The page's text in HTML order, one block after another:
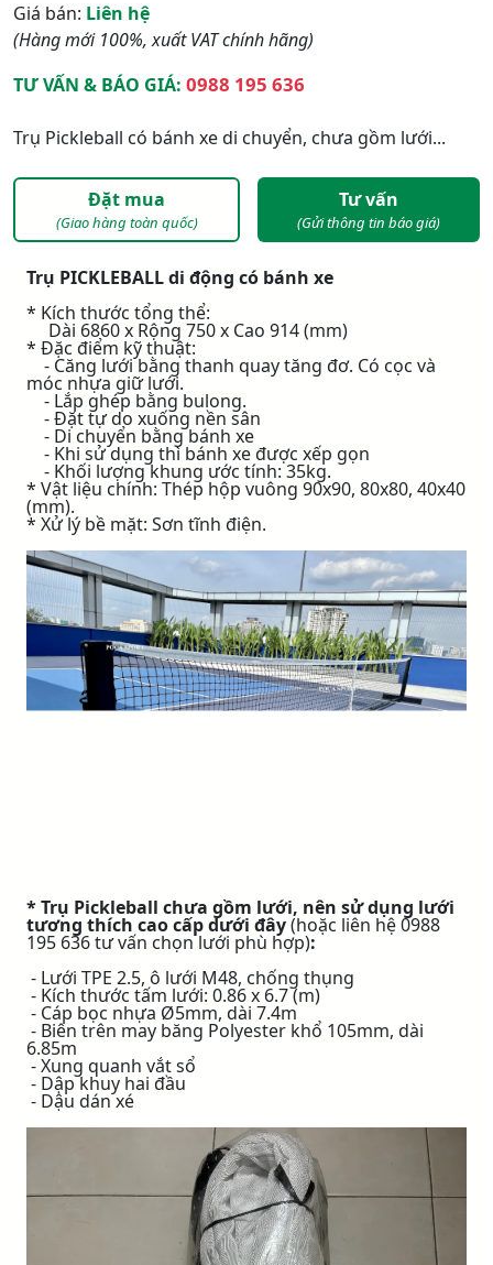
Giá bán: Liên hệ
(Hàng mới 100%, xuất VAT chính hãng)
TƯ VẤN & BÁO GIÁ: 0988 195 636
Trụ Pickleball có bánh xe di chuyển, chưa gồm lưới...
Đặt mua
(Giao hàng toàn quốc)
Tư vấn
(Gửi thông tin báo giá)
Trụ PICKLEBALL di động có bánh xe
* Kích thước tổng thể:
Dài 6860 x Rộng 750 x Cao 914 (mm)
* Đặc điểm kỹ thuật:
- Căng lưới bằng thanh quay tăng đơ. Có cọc và
móc nhựa giữ lưới.
- Lắp ghép bằng bulong.
- Đặt tự do xuống nền sân
- Di chuyển bằng bánh xe
- Khi sử dụng thì bánh xe được xếp gọn
- Khối lượng khung ước tính: 35kg.
* Vật liệu chính: Thép hộp vuông 90x90, 80x80, 40x40
(mm).
* Xử lý bề mặt: Sơn tĩnh điện.
* Trụ Pickleball chưa gồm lưới, nên sử dụng lưới
tương thích cao cấp dưới đây(hoặc liên hệ 0988
195 636 tư vấn chọn lưới phù hợp):
- Lưới TPE 2.5, ô lưới M48, chống thụng
- Kích thước tấm lưới: 0.86 x 6.7 (m)
- Cáp bọc nhựa Ø5mm, dài 7.4m
- Biên trên may băng Polyester khổ 105mm, dài
6.85m
- Xung quanh vắt sổ
- Dập khuy hai đầu
- Dậu dán xé